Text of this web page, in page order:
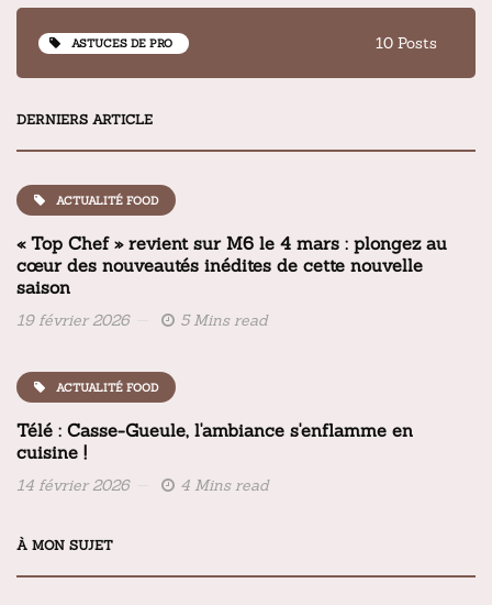
ASTUCES DE PRO 10 Posts
DERNIERS ARTICLE
ACTUALITÉ FOOD
« Top Chef » revient sur M6 le 4 mars : plongez au
cœur des nouveautés inédites de cette nouvelle
saison
19 février 2026 5 Mins read
ACTUALITÉ FOOD
Télé : Casse-Gueule, l'ambiance s'enflamme en
cuisine !
14 février 2026 4 Mins read
À MON SUJET